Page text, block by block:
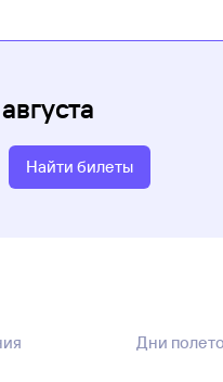
Найти билеты
Дни